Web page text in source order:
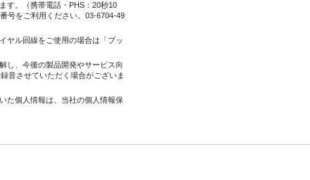
す。（携帯電話・PHS：20秒10
号をご利用ください。 03-6704-49
ヤル回線をご使用の場合は「プッ
し、今後の製品開発やサービス向
音させていただく場合がございま
た個人情報は、当社の個人情報保